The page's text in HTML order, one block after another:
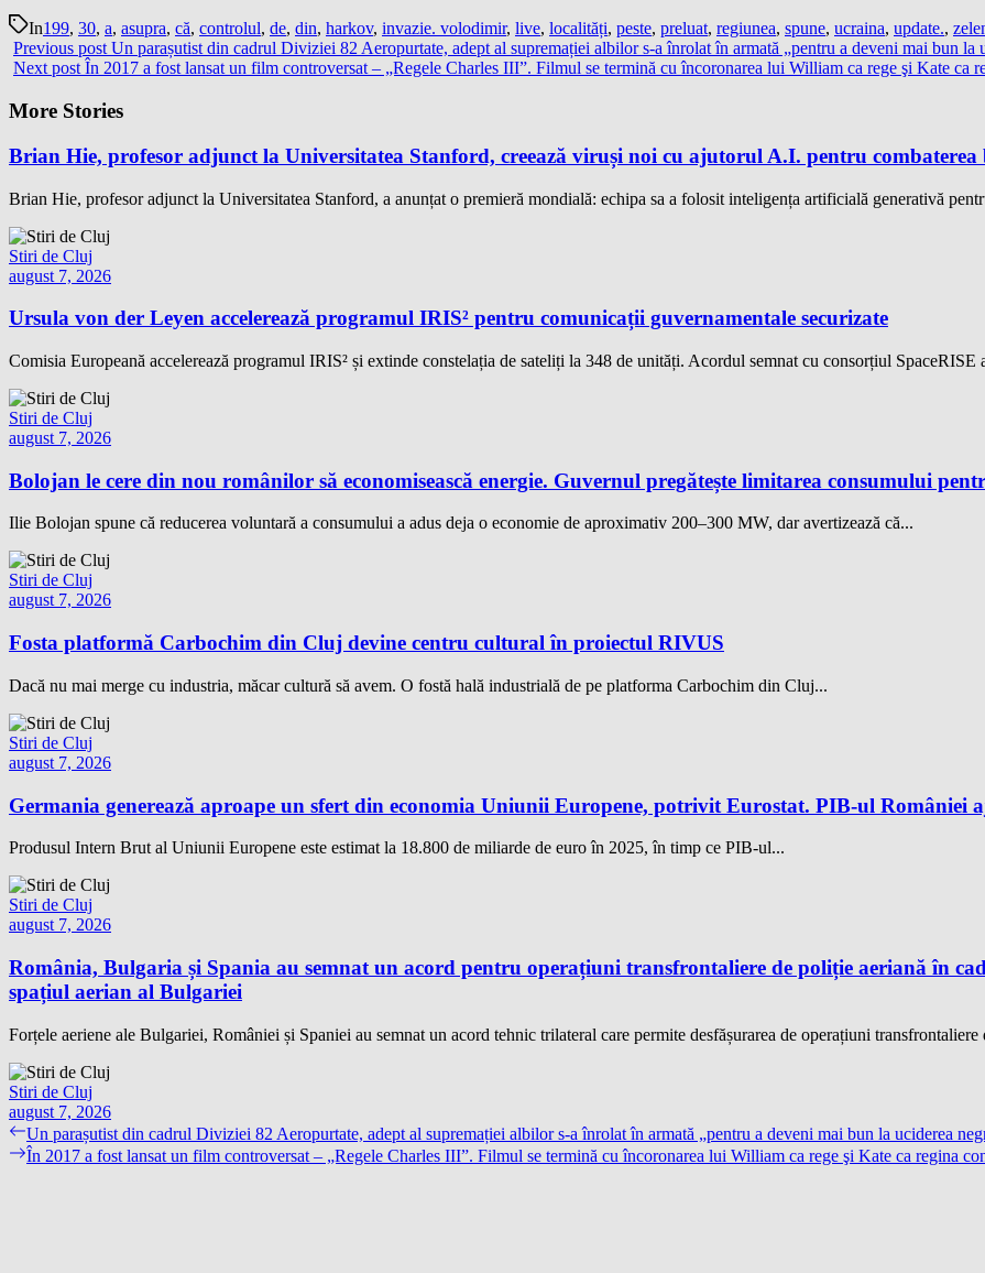
In199, 30, a, asupra, că, controlul, de, din, harkov, invazie. volodimir, live, localități, peste, preluat, regiunea, spune, ucraina, update.,
Previous post Un parașutist din cadrul Diviziei 82 Aeropurtate, adept al supremației albilor s-a înrolat în armată „pentru a deveni mai bun la
Next post În 2017 a fost lansat un film controversat – „Regele Charles III”. Filmul se termină cu încoronarea lui William ca rege şi Kate ca
More Stories
Brian Hie, profesor adjunct la Universitatea Stanford, creează viruși noi cu ajutorul A.I. pentru
Brian Hie, profesor adjunct la Universitatea Stanford, a anunțat o premieră mondială: echipa sa a folosit inteligența artificială generativă
Stiri de Cluj
august 7, 2026
Ursula von der Leyen accelerează programul IRIS² pentru comunicații guvernamentale securizate
Comisia Europeană accelerează programul IRIS² și extinde constelația de sateliți la 348 de unități. Acordul semnat cu consorțiul SpaceRISE
Stiri de Cluj
august 7, 2026
Bolojan le cere din nou românilor să economisească energie. Guvernul pregătește limitarea consumului
Ilie Bolojan spune că reducerea voluntară a consumului a adus deja o economie de aproximativ 200–300 MW, dar avertizează că...
Stiri de Cluj
august 7, 2026
Fosta platformă Carbochim din Cluj devine centru cultural în proiectul RIVUS
Dacă nu mai merge cu industria, măcar cultură să avem. O fostă hală industrială de pe platforma Carbochim din Cluj...
Stiri de Cluj
august 7, 2026
Germania generează aproape un sfert din economia Uniunii Europene, potrivit Eurostat. PIB-ul României
Produsul Intern Brut al Uniunii Europene este estimat la 18.800 de miliarde de euro în 2025, în timp ce PIB-ul...
Stiri de Cluj
august 7, 2026
România, Bulgaria și Spania au semnat un acord pentru operațiuni transfrontaliere de poliție aeriană în
spațiul aerian al Bulgariei
Forțele aeriene ale Bulgariei, României și Spaniei au semnat un acord tehnic trilateral care permite desfășurarea de operațiuni transfrontaliere
Stiri de Cluj
august 7, 2026
Navigare
în
Previous
post:
Un parașutist din cadrul Diviziei 82 Aeropurtate, adept al supremației albilor s-a înrolat în armată „pentru a deveni mai bun la uciderea
Next
În 2017 a fost lansat un film controversat – „Regele Charles III”. Filmul se termină cu încoronarea lui William ca rege şi Kate ca regina